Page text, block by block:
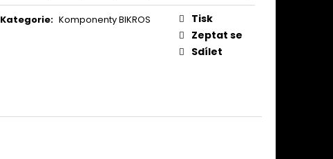
Kategorie: Komponenty BIKROS
Tisk
Zeptat se
Sdílet